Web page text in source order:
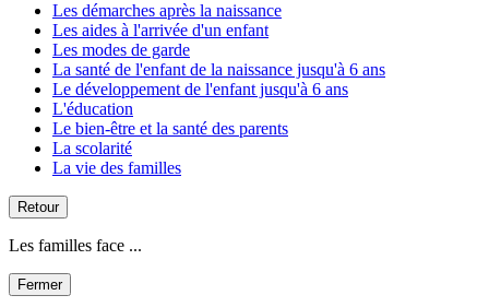
Les démarches après la naissance
Les aides à l'arrivée d'un enfant
Les modes de garde
La santé de l'enfant de la naissance jusqu'à 6 ans
Le développement de l'enfant jusqu'à 6 ans
L'éducation
Le bien-être et la santé des parents
La scolarité
La vie des familles
Retour
Les familles face ...
Fermer